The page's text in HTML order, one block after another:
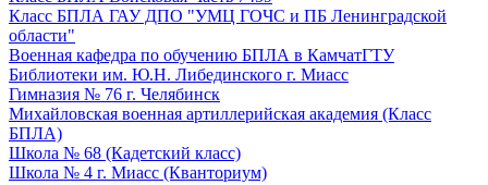
Класс БПЛА ГАУ ДПО "УМЦ ГОЧС и ПБ Ленинградской
области"
Военная кафедра по обучению БПЛА в КамчатГТУ
Библиотеки им. Ю.Н. Либединского г. Миасс
Гимназия № 76 г. Челябинск
Михайловская военная артиллерийская академия (Класс
БПЛА)
Школа № 68 (Кадетский класс)
Школа № 4 г. Миасс (Кванториум)